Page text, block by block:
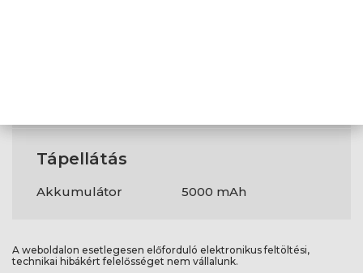
Tápellátás
Akkumulátor 5000 mAh
A weboldalon esetlegesen előforduló elektronikus feltöltési,
technikai hibákért felelősséget nem vállalunk.